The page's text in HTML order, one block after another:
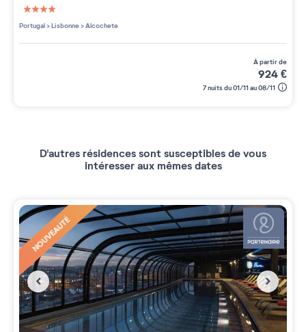
4 étoiles sur 5
Portugal>Lisbonne>Alcochete
à partir de
924€
7 nuits du 01/11 au 08/11
D'autres résidences sont susceptibles de vous
intéresser aux mêmes dates
NOUVEAUTÉ